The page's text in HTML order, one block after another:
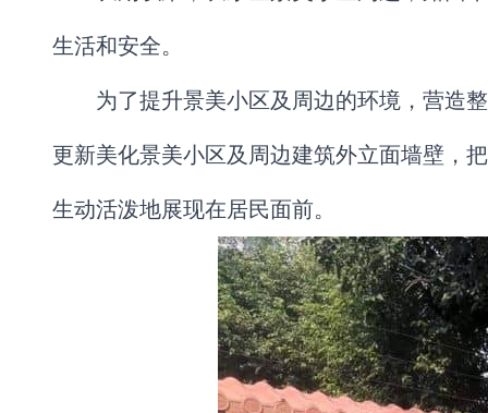
生活和安全。
为了提升景美小区及周边的环境，营造
更新美化景美小区及周边建筑外立面墙壁，
生动活泼地展现在居民面前。